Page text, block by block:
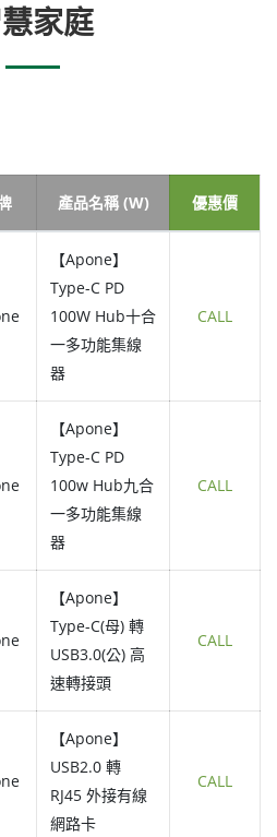
家庭
產品名稱 (W) 優惠價
【Apone】
Type-C PD
100W Hub十合
一多功能集線
器
CALL
【Apone】
Type-C PD
100w Hub九合
一多功能集線
器
CALL
【Apone】
Type-C(母) 轉
USB3.0(公) 高
速轉接頭
CALL
【Apone】
USB2.0 轉
RJ45 外接有線
網路卡
CALL